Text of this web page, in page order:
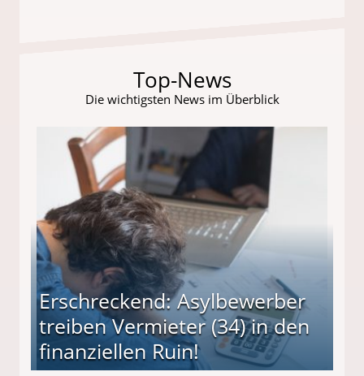
Top-News
Die wichtigsten News im Überblick
Erschreckend: Asylbewerber
treiben Vermieter (34) in den
finanziellen Ruin!